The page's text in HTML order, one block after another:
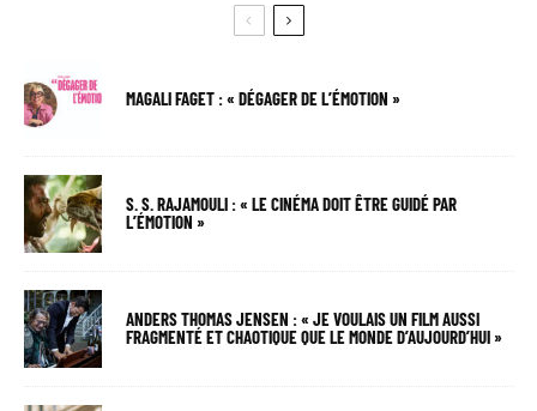
MAGALI FAGET : « DÉGAGER DE L’ÉMOTION »
S. S. RAJAMOULI : « LE CINÉMA DOIT ÊTRE GUIDÉ PAR
L’ÉMOTION »
ANDERS THOMAS JENSEN : « JE VOULAIS UN FILM AUSSI
FRAGMENTÉ ET CHAOTIQUE QUE LE MONDE D’AUJOURD’HUI »